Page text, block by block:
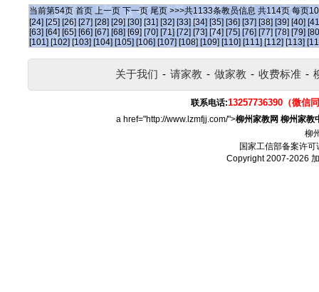
当前第54页 首页 上一页 下一页 尾页 >>>共1133条教员信息 共114页 每页10
[24] [25] [26] [27] [28] [29] [30] [31] [32] [33] [34] [35] [36] [37] [38] [39] [40]
[63] [64] [65] [66] [67] [68] [69] [70] [71] [72] [73] [74] [75] [76] [77] [78] [79]
[101] [102] [103] [104] [105] [106] [107] [108] [109] [110] [111] [112] [113]
关于我们 - 请家教 - 做家教 - 收费标准 -
联系电话:13257736390（微信
a href="http://www.lzmfjj.com/">柳州家教网 柳州家教
柳
国家工信部备案许可
Copyright 2007-2026